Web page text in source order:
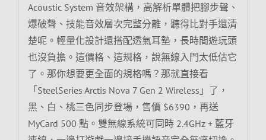
Acoustic System 音效架構，高解析單體把腳步聲、
爆破聲、技能音效層次完整分離，聽得比對手還清
楚呢。輕量化設計還搭配透氣耳墊，長時間遊玩頭
也沒負擔。這價格、這規格，說無線入門太低估它
了。那你想要更全面的規格嗎？那就直接看
「SteelSeries Arctis Nova 7 Gen 2 Wireless」了，
黑、白、桃三色同步登場，售價 $6390，再送
MyCard 500 點。雙無線系統可同時 2.4GHz + 藍牙